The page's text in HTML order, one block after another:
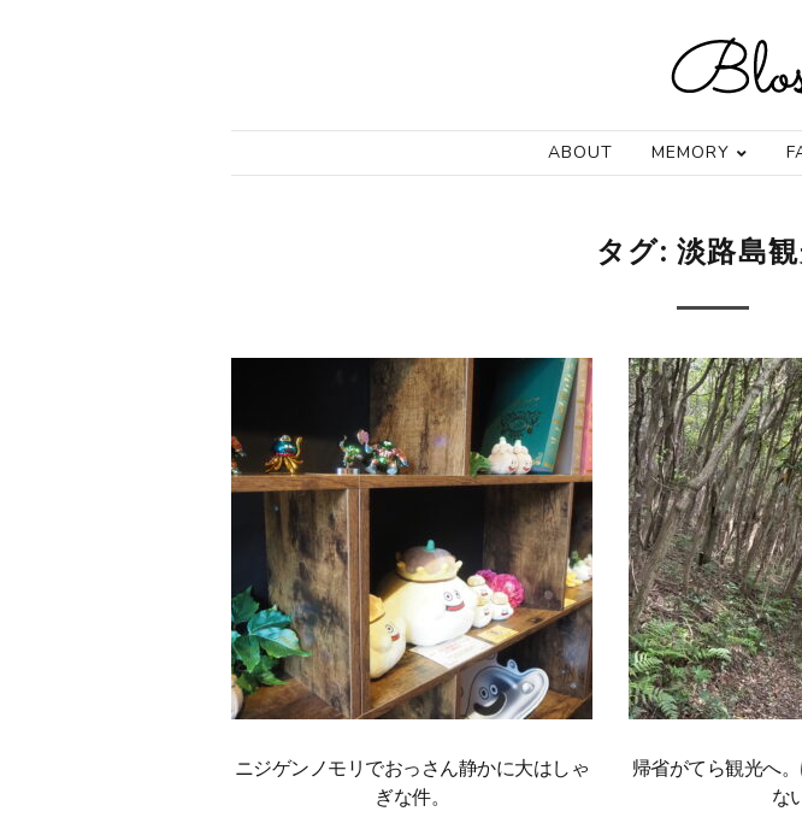
ABOUT MEMORY
タグ: 淡路島
ニジゲンノモリでおっさん静かに大はしゃ
ぎな件。
帰省がてら観光へ
な